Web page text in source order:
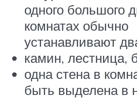
одного большого
комнатах обычно
устанавливают
камин, лестница,
одна стена в
быть выделена в